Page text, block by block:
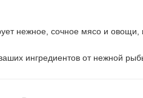
нежное, сочное мясо и
ингредиентов от нежной